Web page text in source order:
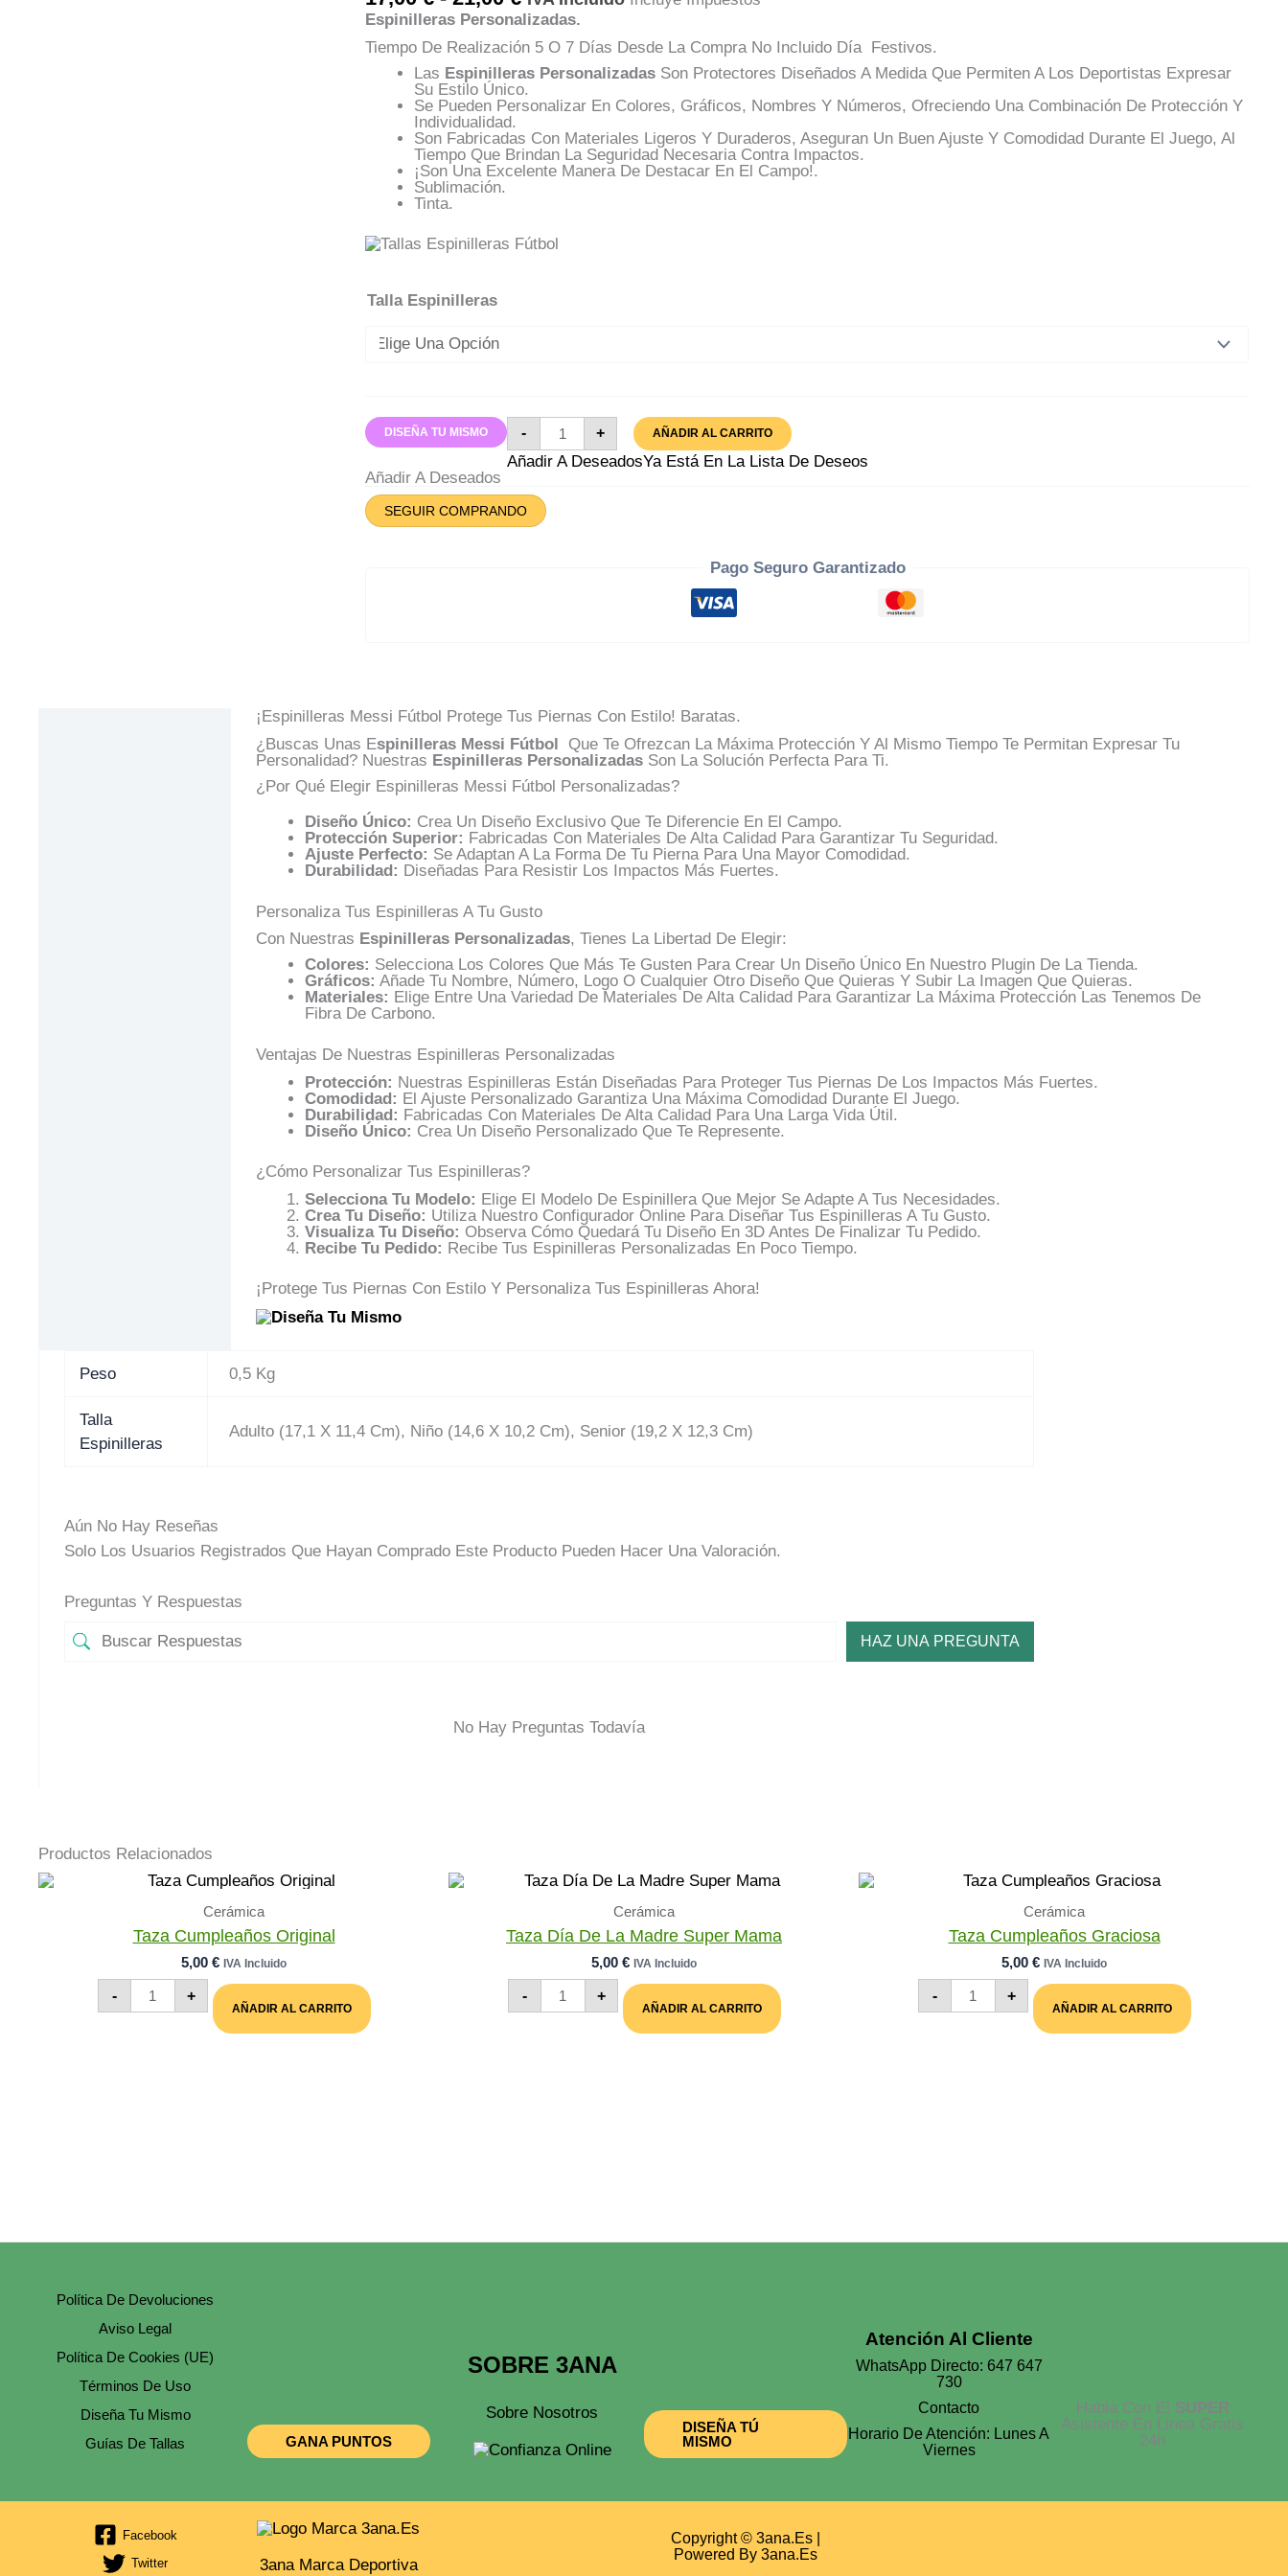
De
Precios:
Desde
17,00 €
Hasta
21,00 €
Espinilleras Personalizadas.
Tiempo De Realización 5 O 7 Días Desde La Compra No Incluido Día Festivos.
Las Espinilleras Personalizadas Son Protectores Diseñados A Medida Que Permiten A Los Deportistas Expresar
Su Estilo Único.
Se Pueden Personalizar En Colores, Gráficos, Nombres Y Números, Ofreciendo Una Combinación De Protección Y
Individualidad.
Son Fabricadas Con Materiales Ligeros Y Duraderos, Aseguran Un Buen Ajuste Y Comodidad Durante El Juego, Al
Tiempo Que Brindan La Seguridad Necesaria Contra Impactos.
¡Son Una Excelente Manera De Destacar En El Campo!.
Sublimación.
Tinta.
Talla Espinilleras
-
Espinilleras
Messi
Fútbol
Cantidad
+ AÑADIR AL CARRITO
DISEÑA TU MISMO
Añadir A DeseadosYa Está En La Lista De Deseos
Añadir A Deseados
SEGUIR COMPRANDO
Pago Seguro Garantizado
¡Espinilleras Messi Fútbol Protege Tus Piernas Con Estilo! Baratas.
¿Buscas Unas ESpinilleras Messi Fútbol
Que Te Ofrezcan La Máxima Protección Y Al Mismo Tiempo Te Permitan Expresar Tu
Personalidad? Nuestras Espinilleras PersonalizadasSon La Solución Perfecta Para Ti.
¿Por Qué Elegir Espinilleras Messi Fútbol Personalizadas?
Diseño Único: Crea Un Diseño Exclusivo Que Te Diferencie En El Campo.
Protección Superior: Fabricadas Con Materiales De Alta Calidad Para Garantizar Tu Seguridad.
Ajuste Perfecto: Se Adaptan A La Forma De Tu Pierna Para Una Mayor Comodidad.
Durabilidad: Diseñadas Para Resistir Los Impactos Más Fuertes.
Personaliza Tus Espinilleras A Tu Gusto
Con Nuestras Espinilleras Personalizadas, Tienes La Libertad De Elegir:
Colores: Selecciona Los Colores Que Más Te Gusten Para Crear Un Diseño Único En Nuestro Plugin De La Tienda.
Gráficos: Añade Tu Nombre, Número, Logo O Cualquier Otro Diseño Que Quieras Y Subir La Imagen Que Quieras.
Materiales: Elige Entre Una Variedad De Materiales De Alta Calidad Para Garantizar La Máxima Protección Las Tenemos De
Fibra De Carbono.
Ventajas De Nuestras Espinilleras Personalizadas
Protección: Nuestras Espinilleras Están Diseñadas Para Proteger Tus Piernas De Los Impactos Más Fuertes.
Comodidad: El Ajuste Personalizado Garantiza Una Máxima Comodidad Durante El Juego.
Durabilidad: Fabricadas Con Materiales De Alta Calidad Para Una Larga Vida Útil.
Diseño Único: Crea Un Diseño Personalizado Que Te Represente.
¿Cómo Personalizar Tus Espinilleras?
Selecciona Tu Modelo: Elige El Modelo De Espinillera Que Mejor Se Adapte A Tus Necesidades.
Crea Tu Diseño: Utiliza Nuestro Configurador Online Para Diseñar Tus Espinilleras A Tu Gusto.
Visualiza Tu Diseño: Observa Cómo Quedará Tu Diseño En 3D Antes De Finalizar Tu Pedido.
Recibe Tu Pedido: Recibe Tus Espinilleras Personalizadas En Poco Tiempo.
¡Protege Tus Piernas Con Estilo Y Personaliza Tus Espinilleras Ahora!
Peso 0,5 Kg
Talla
Espinilleras
Adulto (17,1 X 11,4 Cm), Niño (14,6 X 10,2 Cm), Senior (19,2 X 12,3 Cm)
Aún No Hay Reseñas
Solo Los Usuarios Registrados Que Hayan Comprado Este Producto Pueden Hacer Una Valoración.
Preguntas Y Respuestas
HAZ UNA PREGUNTA
No Hay Preguntas Todavía
Productos Relacionados
Cerámica
Taza Cumpleaños Original
5,00 € IVA Incluido
-
Taza
Cumpleaños
Original
+
AÑADIR AL CARRITO
Cerámica
Taza Día De La Madre Super Mama
5,00 € IVA Incluido
-
Taza
Día
De
+
AÑADIR AL CARRITO
Cerámica
Taza Cumpleaños Graciosa
5,00 € IVA Incluido
-
Taza
Cumpleaños
Graciosa
+
AÑADIR AL CARRITO
Política De Devoluciones
Aviso Legal
Política De Cookies (UE)
Términos De Uso
Diseña Tu Mismo
Guías De Tallas
GANA PUNTOS
SOBRE 3ANA
Sobre Nosotros
DISEÑA TÚ
MISMO
Atención Al Cliente
WhatsApp Directo: 647 647
730
Contacto
Horario De Atención: Lunes A
Viernes
Habla Con El SUPER
Asistente En Linea Gratis
24h
Facebook
Twitter
3ana Marca Deportiva
Copyright © 3ana.es |
Powered By 3ana.es